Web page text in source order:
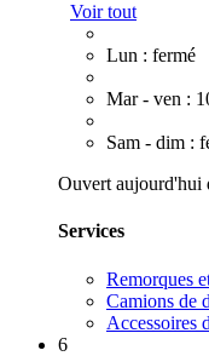
Voir tout
Lun : fermé
Mar - ven :
Sam - dim :
Ouvert aujourd'hui
Services
Remorques
Camions de
Accessoires
6